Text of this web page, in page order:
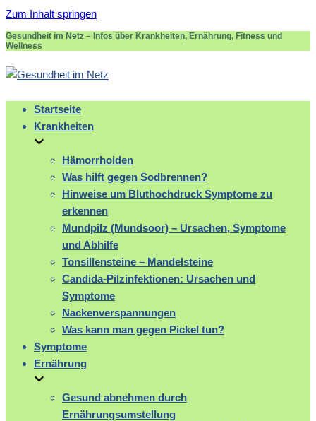
Zum Inhalt springen
Gesundheit im Netz – Infos über Krankheiten, Ernährung, Fitness und
Wellness
Startseite
Krankheiten
Hämorrhoiden
Was hilft gegen Sodbrennen?
Hinweise um Bluthochdruck Symptome zu
erkennen
Mundpilz (Mundsoor) – Ursachen, Symptome
und Abhilfe
Tonsillensteine – Mandelsteine
Candida-Pilzinfektionen: Ursachen und
Symptome
Nackenverspannungen
Was kann man gegen Pickel tun?
Symptome
Ernährung
Gesund abnehmen durch
Ernährungsumstellung